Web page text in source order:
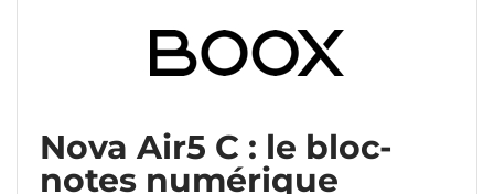
Nova Air5 C : le bloc-
notes numérique